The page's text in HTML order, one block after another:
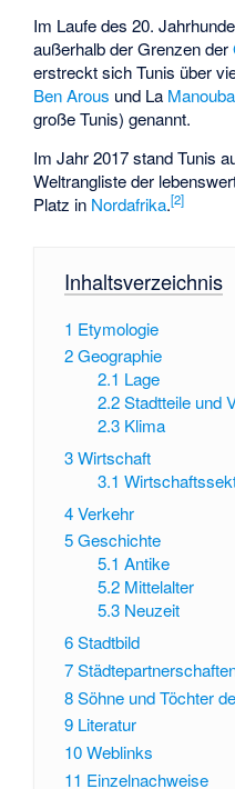
Im Laufe des 20.
außerhalb der Grenzen der
erstreckt sich Tunis über
Ben Arous und La Manouba
große Tunis) genannt.
Im Jahr 2017 stand Tunis
Weltrangliste der
Platz in Nordafrika.[2]
Inhaltsverzeichnis
1 Etymologie
2Geographie
2.1 Lage
2.2 Stadtteile und
2.3 Klima
3Wirtschaft
3.1
4Verkehr
5Geschichte
5.1 Antike
5.2 Mittelalter
5.3 Neuzeit
6Stadtbild
7
8Söhne und Töchter
9 Literatur
10Weblinks
11 Einzelnachweise